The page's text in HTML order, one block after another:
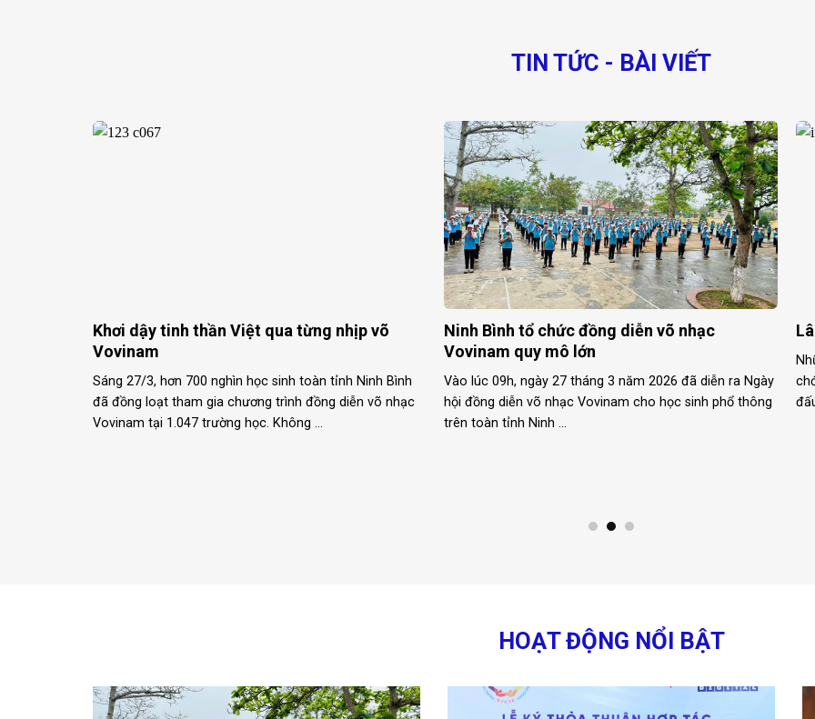
TIN TỨC - BÀI VIẾT
Võ sĩ Vovinam Trần Anh Tuấn với ký ức về 3
HCV thế giới
Sinh năm 1990, trong một gia đình bình dị, Trần Anh
Tuấn sớm bộc lộ niềm đam mê với võ thuật. Từ những
buổi đầu mới làm quen, ...
Sôi nổi Giải Vovinam thanh thiếu nhi tỉnh
Lào Cai
Chiều 21/3, tại Nhà đa năng Trung tâm Hoạt động thanh
thiếu nhi tỉnh (phường Lào Cai), Trung tâm Hoạt động
thanh thiếu nhi tỉnh đã tổ chức ...
HOẠT ĐỘNG NỔI BẬT